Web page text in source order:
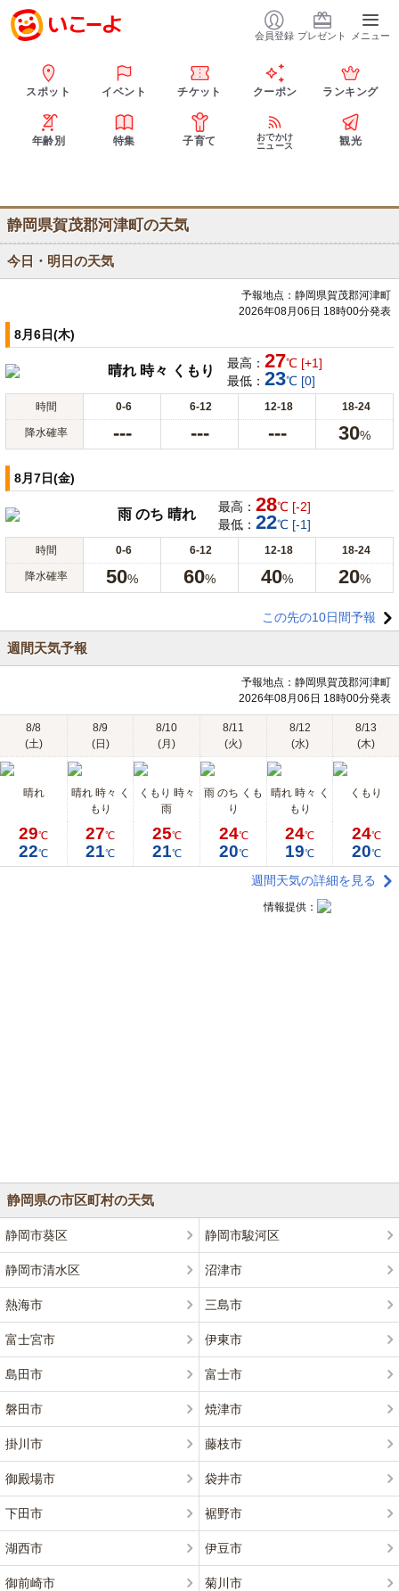
会員登録 プレゼント メニュー
スポット イベント チケット クーポン ランキング
年齢別 特集 子育て
おでかけ
ニュース
観光
静岡県賀茂郡河津町の天気
今日・明日の天気
予報地点：静岡県賀茂郡河津町
2026年08月06日 18時00分発表
8月6日(木)
晴れ 時々 くもり 最高： 27℃ [+1]
最低： 23℃ [0]
時間 0-6 6-12 12-18 18-24
降水確率 --- --- --- 30%
8月7日(金)
雨 のち 晴れ 最高： 28℃ [-2]
最低： 22℃ [-1]
時間 0-6 6-12 12-18 18-24
降水確率 50% 60% 40% 20%
この先の10日間予報
週間天気予報
予報地点：静岡県賀茂郡河津町
2026年08月06日 18時00分発表
8/8
(土)
8/9
(日)
8/10
(月)
8/11
(火)
8/12
(水)
8/13
(木)
晴れ
晴れ 時々 く
もり
くもり 時々
雨
雨 のち くも
り
晴れ 時々 く
もり
くもり
29℃
22℃
27℃
21℃
25℃
21℃
24℃
20℃
24℃
19℃
24℃
20℃
週間天気の詳細を見る
情報提供：
静岡県の市区町村の天気
静岡市葵区 静岡市駿河区
静岡市清水区 沼津市
熱海市 三島市
富士宮市 伊東市
島田市 富士市
磐田市 焼津市
掛川市 藤枝市
御殿場市 袋井市
下田市 裾野市
湖西市 伊豆市
御前崎市 菊川市